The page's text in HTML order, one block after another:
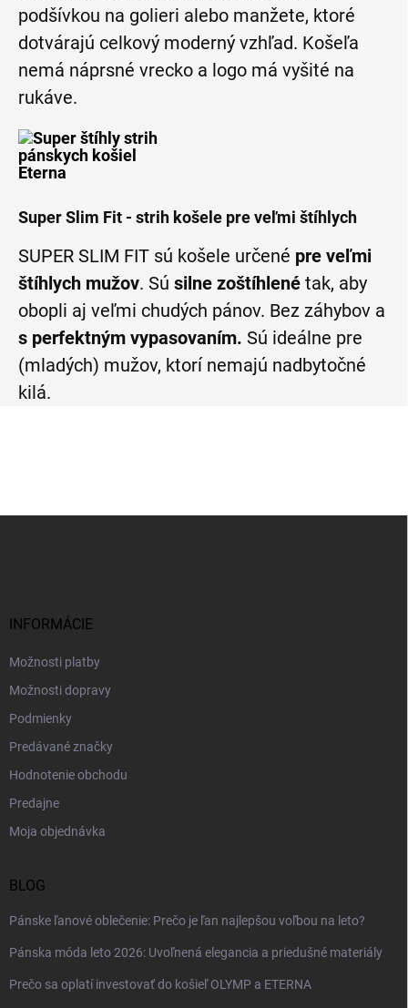
podšívkou na golieri alebo manžete, ktoré
dotvárajú celkový moderný vzhľad. Košeľa
nemá náprsné vrecko a logo má vyšité na
rukáve.
Super Slim Fit - strih košele pre veľmi štíhlych
SUPER SLIM FIT sú košele určené pre veľmi
štíhlych mužov. Sú silne zoštíhlené tak, aby
obopli aj veľmi chudých pánov. Bez záhybov a
s perfektným vypasovaním. Sú ideálne pre
(mladých) mužov, ktorí nemajú nadbytočné
kilá.
INFORMÁCIE
Možnosti platby
Možnosti dopravy
Podmienky
Predávané značky
Hodnotenie obchodu
Predajne
Moja objednávka
BLOG
Pánske ľanové oblečenie: Prečo je ľan najlepšou voľbou na leto?
Pánska móda leto 2026: Uvoľnená elegancia a priedušné materiály
Prečo sa oplatí investovať do košieľ OLYMP a ETERNA